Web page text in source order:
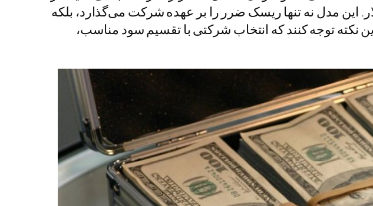
۲۰، تریدر ۱۶ هزار دلار دریافت می‌کند و شرکت ۴ هزار دلار. این مدل نه تنها ریسک ضرر را بر عهده شرکت می‌گذارد، بلکه
نکته توجه کنند که انتخاب شرکتی با تقسیم سود مناسب،